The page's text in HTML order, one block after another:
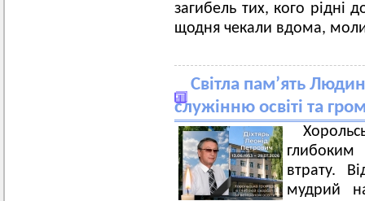
загибель тих, кого рідні
щодня чекали вдома,
Світла пам’ять
служінню освіті та
втрату.
мудрий